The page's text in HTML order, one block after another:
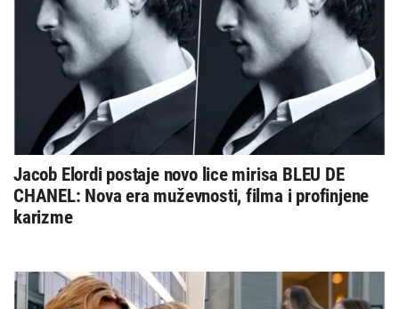
Jacob Elordi postaje novo lice mirisa BLEU DE
CHANEL: Nova era muževnosti, filma i profinjene
karizme